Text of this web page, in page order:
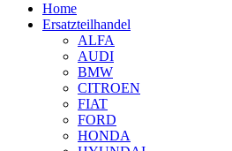
Home
Ersatzteilhandel
ALFA
AUDI
BMW
CITROEN
FIAT
FORD
HONDA